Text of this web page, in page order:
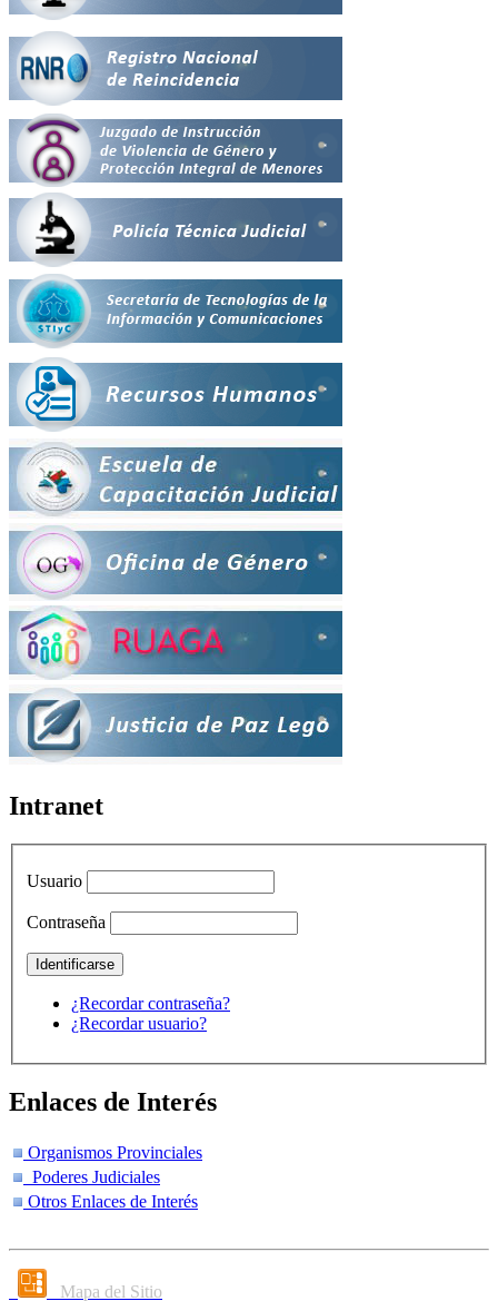
Intranet
Usuario
Contraseña
¿Recordar contraseña?
¿Recordar usuario?
Enlaces de Interés
Organismos Provinciales
Poderes Judiciales
Otros Enlaces de Interés
Mapa del Sitio